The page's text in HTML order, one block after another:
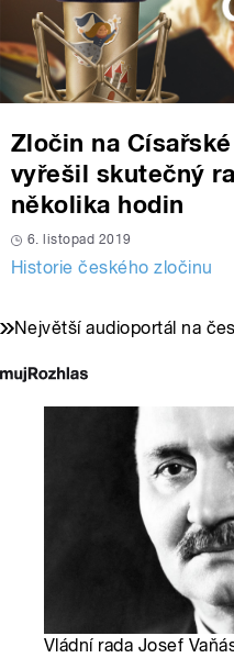
Zločin na
vyřešil skutečný
několika hodin
6. listopad 2019
Historie českého zločinu
Největší audioportál na
Vládní rada Josef